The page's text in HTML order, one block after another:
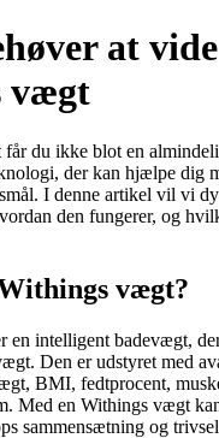
at
vægt
du ikke blot en
der kan hjælpe dig
I denne artikel vil vi
den fungerer, og
vægt?
en intelligent badevægt,
Den er udstyret med
BMI, fedtprocent,
Med en Withings vægt
sammensætning og